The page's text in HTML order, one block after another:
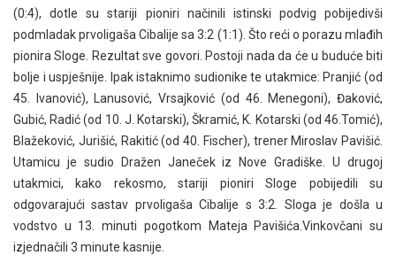
(0:4), dotle su stariji pioniri načinili istinski podvig pobijedivši
podmladak prvoligaša Cibalije sa 3:2 (1:1). Što reći o porazu mlađih
pionira Sloge. Rezultat sve govori. Postoji nada da će u buduće biti
bolje i uspješnije. Ipak istaknimo sudionike te utakmice: Pranjić (od
45. Ivanović), Lanusović, Vrsajković (od 46. Menegoni), Đaković,
Gubić, Radić (od 10. J. Kotarski), Škramić, K. Kotarski (od 46.Tomić),
Blažeković, Jurišić, Rakitić (od 40. Fischer), trener Miroslav Pavišić.
Utamicu je sudio Dražen Janeček iz Nove Gradiške. U drugoj
utakmici, kako rekosmo, stariji pioniri Sloge pobijedili su
odgovarajući sastav prvoligaša Cibalije s 3:2. Sloga je došla u
vodstvo u 13. minuti pogotkom Mateja Pavišića.Vinkovčani su
izjednačili 3 minute kasnije.